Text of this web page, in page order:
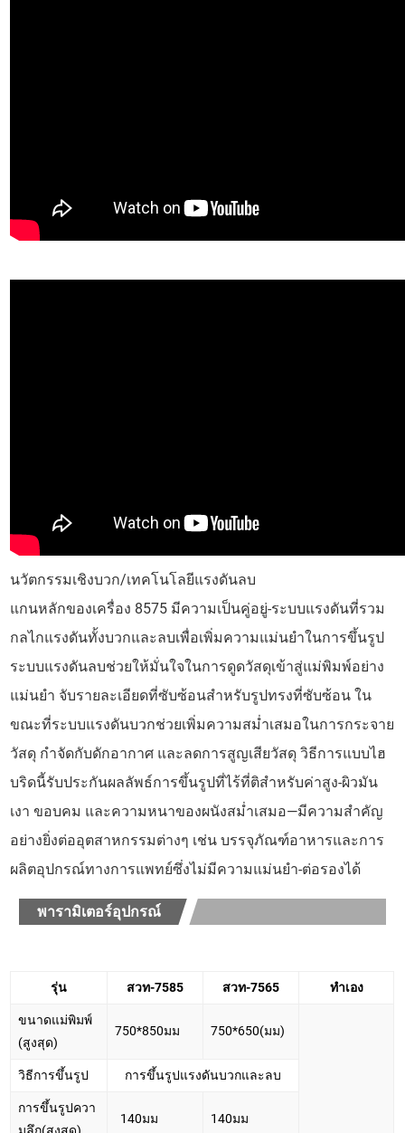
นวัตกรรมเชิงบวก/เทคโนโลยีแรงดันลบ
แกนหลักของเครื่อง 8575 มีความเป็นคู่อยู่-ระบบแรงดันที่รวม
กลไกแรงดันทั้งบวกและลบเพื่อเพิ่มความแม่นยำในการขึ้นรูป
ระบบแรงดันลบช่วยให้มั่นใจในการดูดวัสดุเข้าสู่แม่พิมพ์อย่าง
แม่นยำ จับรายละเอียดที่ซับซ้อนสำหรับรูปทรงที่ซับซ้อน ใน
ขณะที่ระบบแรงดันบวกช่วยเพิ่มความสม่ำเสมอในการกระจาย
วัสดุ กำจัดกับดักอากาศ และลดการสูญเสียวัสดุ วิธีการแบบไฮ
บริดนี้รับประกันผลลัพธ์การขึ้นรูปที่ไร้ที่ติสำหรับค่าสูง-ผิวมัน
เงา ขอบคม และความหนาของผนังสม่ำเสมอ—มีความสำคัญ
อย่างยิ่งต่ออุตสาหกรรมต่างๆ เช่น บรรจุภัณฑ์อาหารและการ
ผลิตอุปกรณ์ทางการแพทย์ซึ่งไม่มีความแม่นยำ-ต่อรองได้
พารามิเตอร์อุปกรณ์
รุ่น สวท-7585 สวท-7565 ทำเอง
ขนาดแม่พิมพ์
(สูงสุด)
750*850มม 750*650(มม)
วิธีการขึ้นรูป การขึ้นรูปแรงดันบวกและลบ
การขึ้นรูปควา
140มม 140มม